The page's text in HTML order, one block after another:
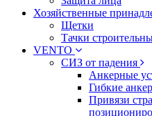
Хозяйственные
Щетки
Тачки
VENTO
СИЗ от падения
Анкерные
Гибкие
Привязи